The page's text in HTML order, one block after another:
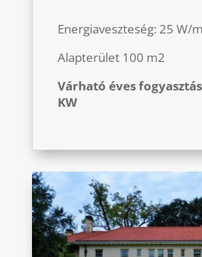
Energiaveszteség: 25 W/
Alapterület 100 m2
Várható éves
KW